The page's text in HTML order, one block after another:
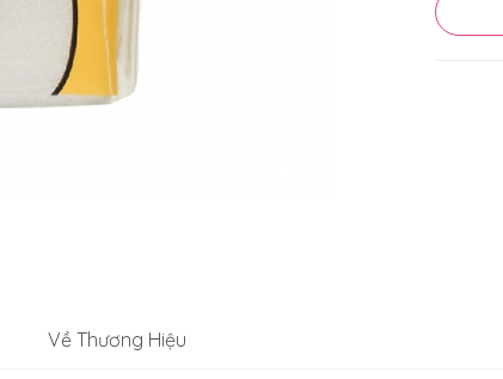
Về Thương Hiệu